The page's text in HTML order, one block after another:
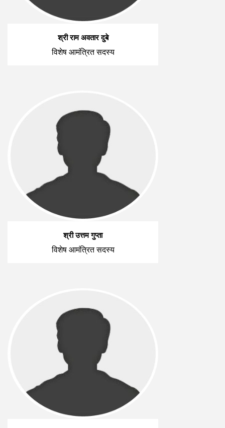
श्री राम अवतार दुबे
विशेष आमंत्रित सदस्य
श्री उत्तम गुप्ता
विशेष आमंत्रित सदस्य